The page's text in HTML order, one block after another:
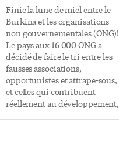
Finie la lune de miel entre le
Burkina et les organisations
non gouvernementales (ONG)!
Le pays aux 16 000 ONG a
décidé de faire le tri entre les
fausses associations,
opportunistes et attrape-sous,
et celles qui contribuent
réellement au développement,